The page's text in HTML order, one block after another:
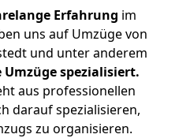
Erfahrung im
uns auf Umzüge von
und unter anderem
spezialisiert.
aus professionellen
darauf spezialisieren,
zu organisieren.